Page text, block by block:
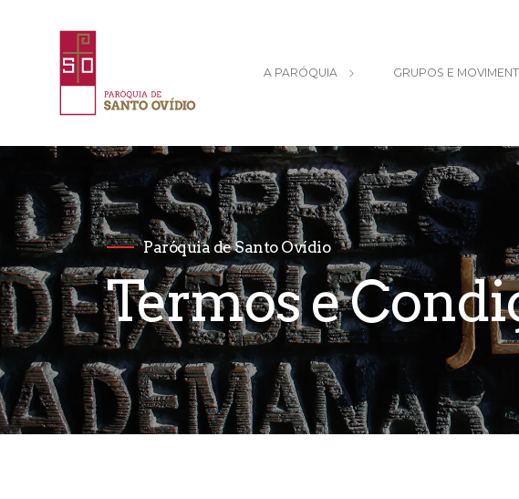
A PARÓQUIA GRUPOS E
Paróquia de Santo Ovídio
Termos e